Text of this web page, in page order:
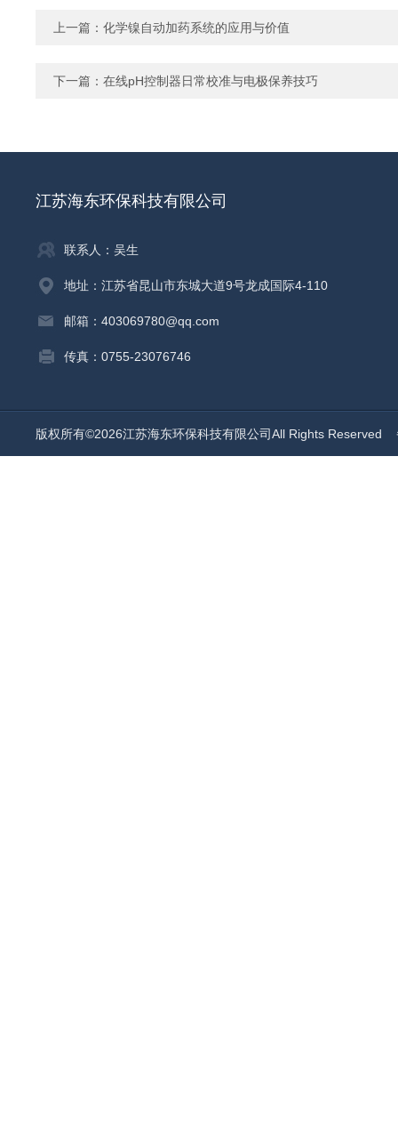
上一篇： 化学镍自动加药系统的应用与价值
下一篇： 在线pH控制器日常校准与电极保养技巧
江苏海东环保科技有限公司
联系人：吴生
地址：江苏省昆山市东城大道9号龙成国际4-110
邮箱：403069780@qq.com
传真：0755-23076746
版权所有©2026江苏海东环保科技有限公司All Rights Reserved